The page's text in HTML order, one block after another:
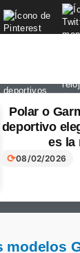
Polar o
deportivo
es la
⟳08/02/2026
modelos